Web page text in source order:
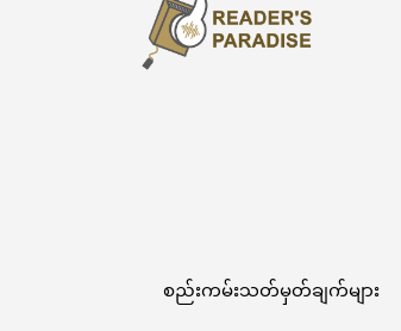
စည်းကမ်းသတ်မှတ်ချက်များ